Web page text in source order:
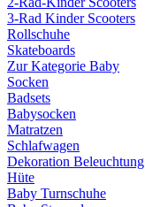
3-Rad Kinder Scooters
Rollschuhe
Skateboards
Zur Kategorie Baby
Socken
Badsets
Babysocken
Matratzen
Schlafwagen
Dekoration Beleuchtung
Hüte
Baby Turnschuhe